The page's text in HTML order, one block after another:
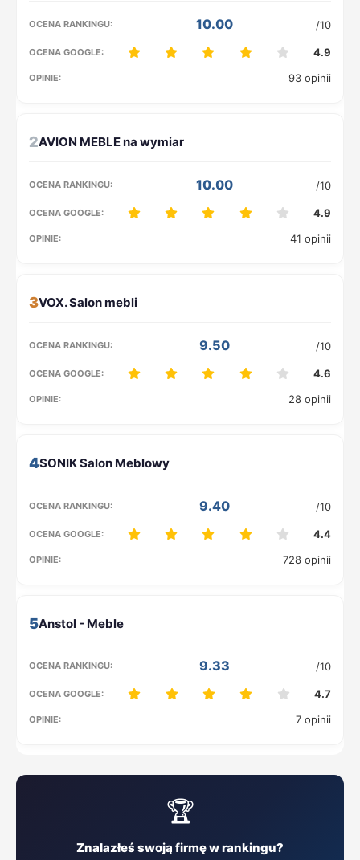
10.00 /10
4.9
93 opinii
2
10.00 /10
4.9
41 opinii
3
9.50 /10
4.6
28 opinii
4
9.40 /10
4.4
728 opinii
5
9.33 /10
4.7
7 opinii
🏆
Znalazłeś swoją firmę w rankingu?